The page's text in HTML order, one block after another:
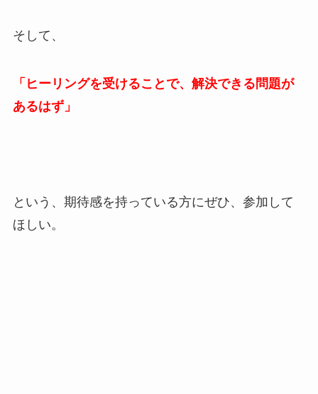
そして、
「ヒーリングを受けることで、解決できる問題が
あるはず」
という、期待感を持っている方にぜひ、参加して
ほしい。